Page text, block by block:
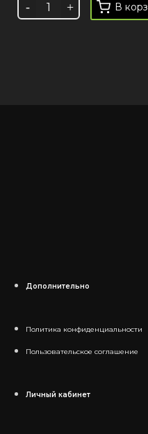
В
Дополнительно
Политика конфиденциальности
Пользовательское соглашение
Личный кабинет